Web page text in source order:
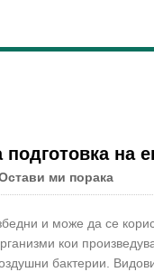
на
ми порака
и може да се
кои
бактерии.